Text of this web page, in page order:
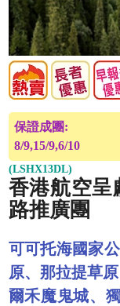
保證成團:
8/9,15/9,6/10
(LSHX13DL)
香港航空呈
路推廣團
可可托海國家
原、那拉提草
爾禾魔鬼城、